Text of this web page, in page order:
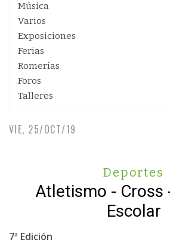
Música
Varios
Exposiciones
Ferias
Romerías
Foros
Talleres
VIE, 25/OCT/19
Deportes
Atletismo - Cross
Escolar
7ª Edición